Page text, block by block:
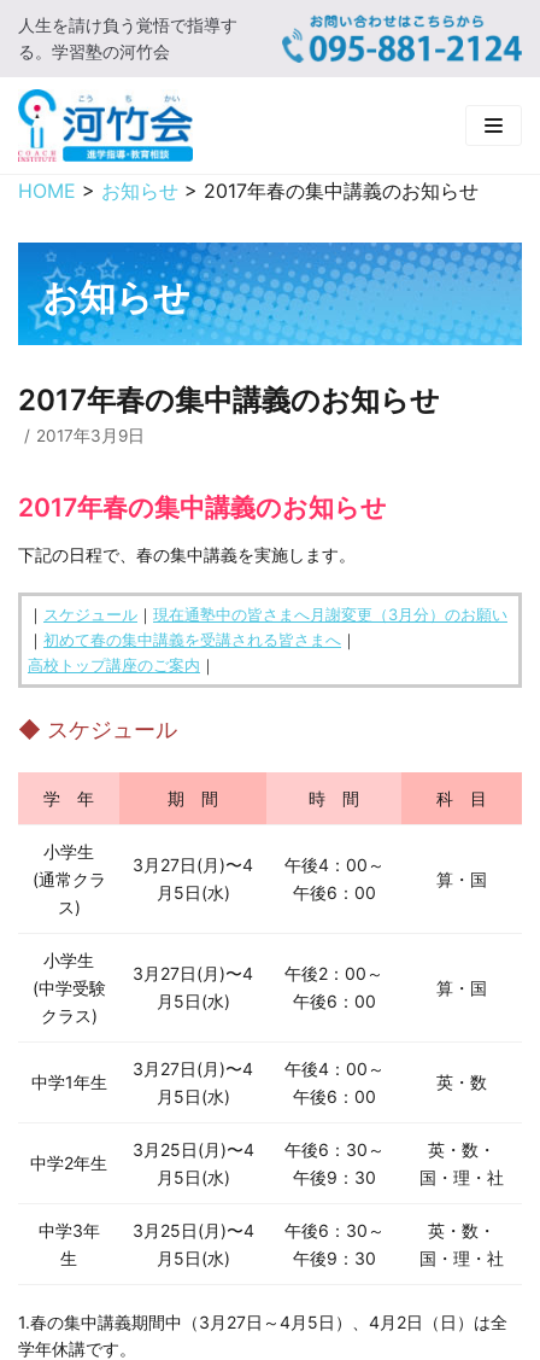
コ
ン
テ
ン
ツ
に
キ
プ
人生を請け負う覚悟で指導す
る。学習塾の河竹会
HOME
新着情報
□ お知らせ
河竹会について
□ 河竹会について
□ 小学部
□ 有料体験指導
実 績
HOME > お知らせ > 2017年春の集中講義のお知らせ
お知らせ
2017年春の集中講義のお知らせ
2017年3月9日
2017年春の集中講義のお知らせ
下記の日程で、春の集中講義を実施します。
｜ スケジュール ｜ 現在通塾中の皆さまへ月謝変更（3月分）のお願い
｜ 初めて春の集中講義を受講される皆さまへ ｜
高校トップ講座のご案内 ｜
◆ スケジュール
学 年 期 間 時 間 科 目
小学生
(通常クラ
ス)
3月27日(月)〜4
月5日(水)
午後4：00～
午後6：00
算・国
小学生
(中学受験
クラス)
3月27日(月)〜4
月5日(水)
午後2：00～
午後6：00
算・国
中学1年生
3月27日(月)〜4
月5日(水)
午後4：00～
午後6：00
英・数
中学2年生
3月25日(月)〜4
月5日(水)
午後6：30～
午後9：30
英・数・
国・理・社
中学3年
生
3月25日(月)〜4
月5日(水)
午後6：30～
午後9：30
英・数・
国・理・社
1.春の集中講義期間中（3月27日～4月5日）、4月2日（日）は全
学年休講です。